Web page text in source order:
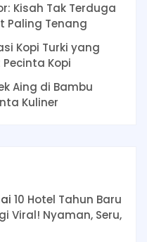
Kisah Tak Terduga
Paling Tenang
Kopi Turki yang
Kopi
Aing di Bambu
Kuliner
10 Hotel Tahun Baru
Viral! Nyaman, Seru,